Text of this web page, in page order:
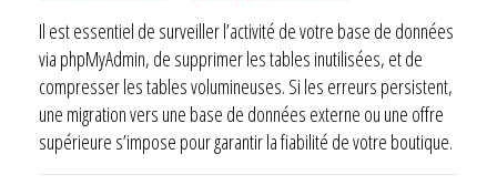
Il est essentiel de surveiller l’activité de votre base de données
via phpMyAdmin, de supprimer les tables inutilisées, et de
compresser les tables volumineuses. Si les erreurs persistent,
une migration vers une base de données externe ou une offre
supérieure s’impose pour garantir la fiabilité de votre boutique.